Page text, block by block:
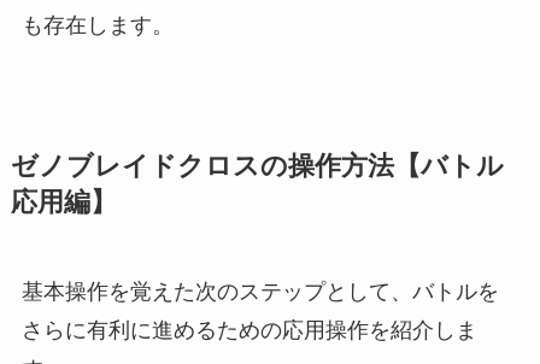
も存在します。
ゼノブレイドクロスの操作方法【バトル
応用編】
基本操作を覚えた次のステップとして、バトルを
さらに有利に進めるための応用操作を紹介しま